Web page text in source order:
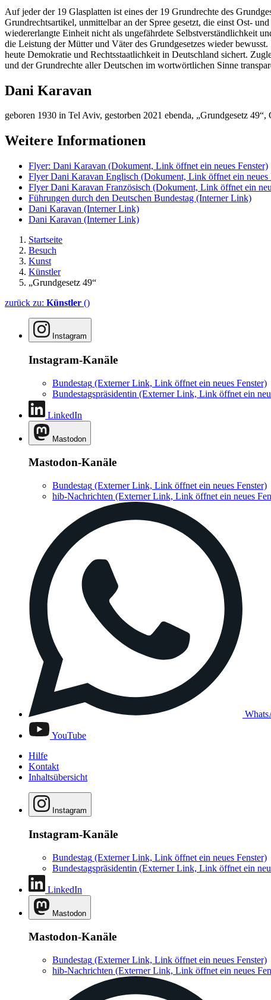
Auf jeder der 19 Glasplatten ist eines der 19 Grundrechte des
Grundrechtsartikel, unmittelbar an der Spree gesetzt, die einst Ost-
wiedererlangte Einheit nicht als ungefährdete Selbstverständlichkeit
die Leistung der Mütter und Väter des Grundgesetzes wieder
heute Demokratie und Rechtsstaatlichkeit in Deutschland sichert.
und der Grundrechte aller Deutschen im wortwörtlichen Sinne
Dani Karavan
geboren 1930 in Tel Aviv, gestorben 2021 ebenda, „Grundgesetz
Weitere Informationen
Flyer: Dani Karavan (Dokument, Link öffnet ein neues Fenster)
Flyer Dani Karavan Englisch (Dokument, Link öffnet ein neues
Flyer Dani Karavan Französisch (Dokument, Link öffnet ein
Führungen durch den Deutschen Bundestag (Interner Link)
Dani Karavan (Interner Link)
Dani Karavan (Interner Link)
Startseite
Besuch
Kunst
Künstler
„Grundgesetz 49“
zurück zu: Künstler ()
Instagram
Instagram-Kanäle
Bundestag (Externer Link, Link öffnet ein neues Fenster)
Bundestagspräsidentin (Externer Link, Link öffnet ein
LinkedIn
Mastodon
Mastodon-Kanäle
Bundestag (Externer Link, Link öffnet ein neues Fenster)
hib-Nachrichten (Externer Link, Link öffnet ein neues
YouTube
Hilfe
Kontakt
Inhaltsübersicht
Instagram
Instagram-Kanäle
Bundestag (Externer Link, Link öffnet ein neues Fenster)
Bundestagspräsidentin (Externer Link, Link öffnet ein
LinkedIn
Mastodon
Mastodon-Kanäle
Bundestag (Externer Link, Link öffnet ein neues Fenster)
hib-Nachrichten (Externer Link, Link öffnet ein neues